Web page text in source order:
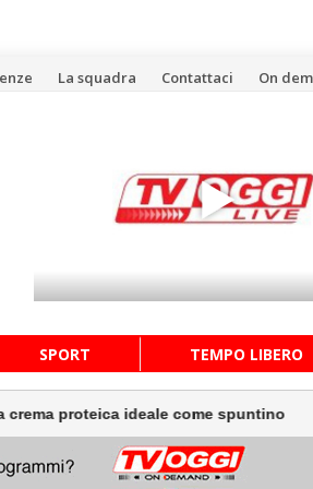
La squadra Contattaci On
SPORT TEMPO LIBERO
ideale come spuntino